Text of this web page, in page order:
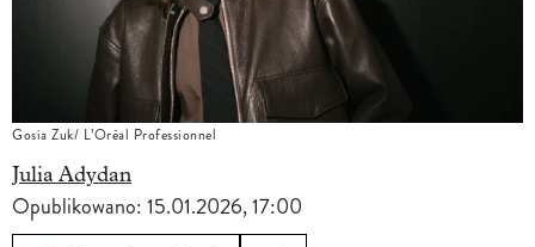
Gosia Zuk/ L’Oréal Professionnel
Julia Adydan
Opublikowano:15.01.2026, 17:00